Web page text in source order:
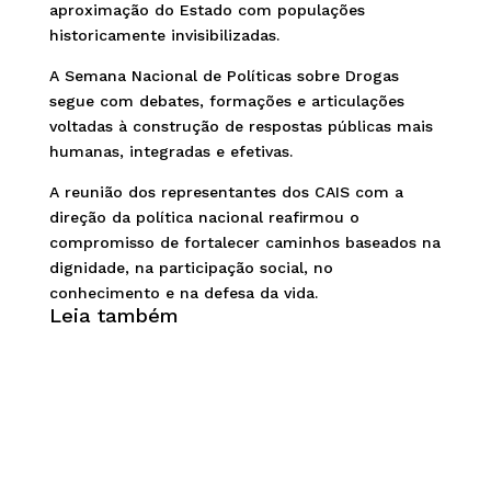
aproximação do Estado com populações
historicamente invisibilizadas.
A Semana Nacional de Políticas sobre Drogas
segue com debates, formações e articulações
voltadas à construção de respostas públicas mais
humanas, integradas e efetivas.
A reunião dos representantes dos CAIS com a
direção da política nacional reafirmou o
compromisso de fortalecer caminhos baseados na
dignidade, na participação social, no
conhecimento e na defesa da vida.
Leia também